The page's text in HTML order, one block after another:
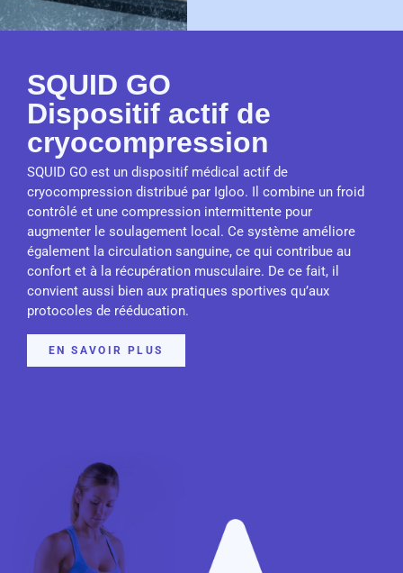
SQUID GO
Dispositif actif de
cryocompression
SQUID GO est un dispositif médical actif de
cryocompression distribué par Igloo. Il combine un froid
contrôlé et une compression intermittente pour
augmenter le soulagement local. Ce système améliore
également la circulation sanguine, ce qui contribue au
confort et à la récupération musculaire. De ce fait, il
convient aussi bien aux pratiques sportives qu’aux
protocoles de rééducation.
EN SAVOIR PLUS